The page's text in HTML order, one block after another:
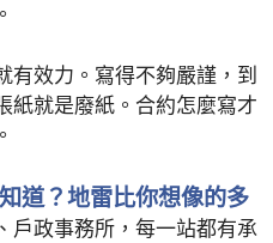
。
有效力。寫得不夠嚴謹，到
紙就是廢紙。合約怎麼寫才
道？地雷比你想像的多
戶政事務所，每一站都有承